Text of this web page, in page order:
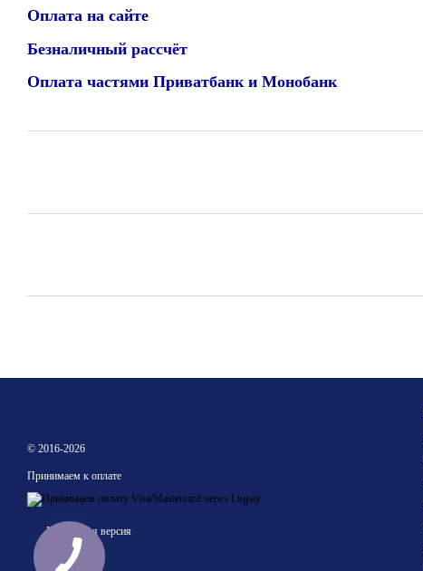
Оплата на сайте
Безналичный рассчёт
Оплата частями Приватбанк и Монобанк
© 2016-2026
Принимаем к оплате
Мобильная версия